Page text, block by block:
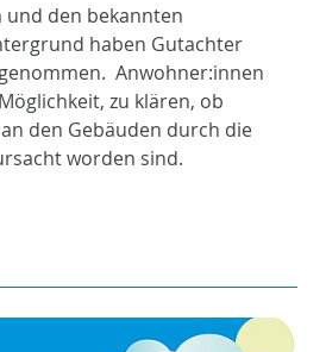
und den bekannten
haben Gutachter
Anwohner:innen
zu klären, ob
den Gebäuden durch die
worden sind.